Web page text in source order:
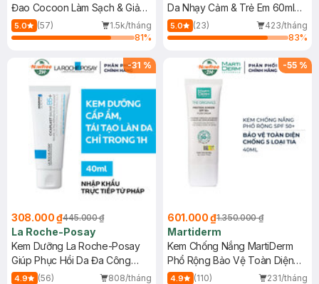
Đao Cocoon Làm Sạch & Giảm
Dầu 500ml
5.0 (57)
1.5k/tháng
81%
Da Nhạy Cảm & Trẻ Em 60ml
(Mới)
5.0 (23)
423/tháng
83%
-31 %
308.000 ₫445.000 ₫
La Roche-Posay
Kem Dưỡng La Roche-Posay
Giúp Phục Hồi Da Đa Công
Dụng 40ml
4.9 (56)
808/tháng
-55 %
601.000 ₫1.350.000 ₫
Martiderm
Kem Chống Nắng MartiDerm
Phổ Rộng Bảo Vệ Toàn Diện
40ml
4.9 (110)
231/tháng